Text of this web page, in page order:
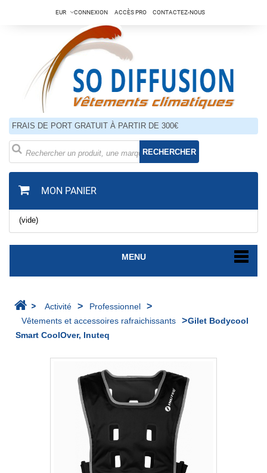
EUR CONNEXION ACCÈS PRO CONTACTEZ-NOUS
FRAIS DE PORT GRATUIT À PARTIR DE 300€
RECHERCHER
MON PANIER
(vide)
MENU
> Activité > Professionnel >
Vêtements et accessoires rafraichissants >Gilet Bodycool
Smart CoolOver, Inuteq